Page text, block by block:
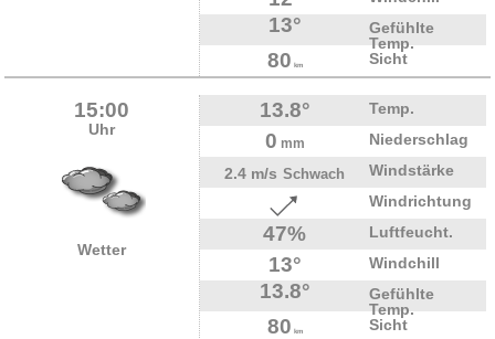
13°
Gefühlte
Temp.
80 km Sicht
15:00
Uhr
Wetter
13.8° Temp.
0 mm
Niederschlag
2.4 m/s Schwach
Windstärke
Windrichtung
47% Luftfeucht.
13° Windchill
13.8°
Gefühlte
Temp.
80 km Sicht